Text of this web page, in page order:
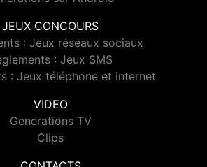
JEUX CONCOURS
: Jeux réseaux sociaux
: Jeux SMS
: Jeux téléphone et internet
VIDEO
Generations TV
Clips